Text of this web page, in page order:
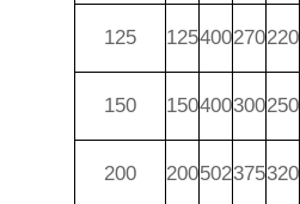
125 125400270220
150 150400300250
200 200502375320